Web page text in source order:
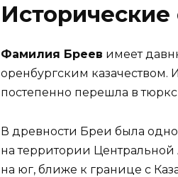
Фамилия Бреев имеет
оренбургским казачеством.
постепенно перешла в
В древности Бреи была
на территории
на юг, ближе к границе с